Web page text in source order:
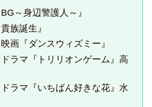
～身辺警護人～』
族誕生』
画『ダンスウィズミー』
ラマ『トリリオンゲーム』高
ラマ『いちばん好きな花』水